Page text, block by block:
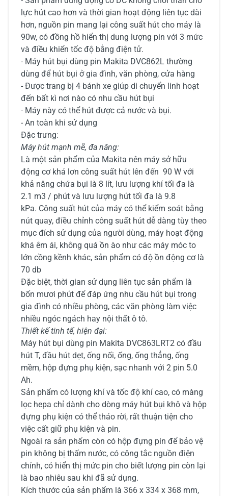
lực hút cao hơn và thời gian hoạt động liên tục dài
hơn, nguồn pin mang lại công suất hút cho máy là
90w, có đồng hồ hiển thị dung lượng pin với 3 mức
và điều khiển tốc độ bằng điện tử.
- Máy hút bụi dùng pin Makita DVC862L thường
dùng để hút bụi ở gia đình, văn phòng, cửa hàng
- Được trang bị 4 bánh xe giúp di chuyển linh hoạt
đến bất kì nơi nào có nhu cầu hút bụi
- Máy này có thể hút được cả nước và bụi.
- An toàn khi sử dụng
Đặc trưng:
Máy hút mạnh mẽ, đa năng:
Là một sản phẩm của Makita nên máy sở hữu
động cơ khá lơn công suất hút lên đến 90 W với
khả năng chứa bụi là 8 lít, lưu lượng khí tối đa là
2.1 m3 / phút và lưu lượng hút tối đa là 9.8
kPa. Công suất hút của máy có thể kiểm soát bằng
nút quay, điều chỉnh công suất hút dễ dàng tùy theo
mục đích sử dụng của người dùng, máy hoạt động
khá êm ái, không quá ồn ào như các máy móc to
lớn cồng kềnh khác, sản phẩm có độ ồn động cơ là
70 db
Đặc biệt, thời gian sử dụng liên tục sản phẩm là
bốn mươi phút để đáp ứng nhu cầu hút bụi trong
gia đình có nhiều phòng, các văn phòng làm việc
nhiều ngóc ngách hay nội thất ô tô.
Thiết kế tinh tế, hiện đại:
Máy hút bụi dùng pin Makita DVC863LRT2 có đầu
hút T, đầu hút dẹt, ống nối, ống, ống thẳng, ống
mềm, hộp đựng phụ kiện, sạc nhanh với 2 pin 5.0
Ah.
Sản phẩm có lượng khí và tốc độ khí cao, có màng
lọc hepa chỉ dành cho dòng máy hút bụi khô và hộp
đựng phụ kiện có thể tháo rời, rất thuận tiện cho
việc cất giữ phụ kiện và pin.
Ngoài ra sản phẩm còn có hộp đựng pin để bảo vệ
pin không bị thấm nước, có công tắc nguồn điện
chính, có hiển thị mức pin cho biết lượng pin còn lại
là bao nhiêu sau khi đã sử dụng.
Kích thước của sản phẩm là 366 x 334 x 368 mm,